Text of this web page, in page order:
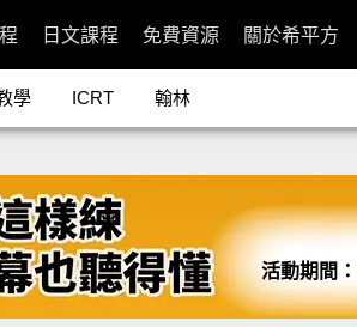
日文課程 免費資源 關於希平方
學 ICRT 翰林
活動期間：